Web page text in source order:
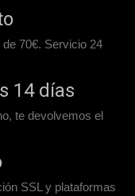
70€. Servicio 24
14 días
te devolvemos el
SSL y plataformas